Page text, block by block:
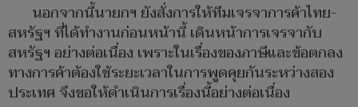
นอกจากนี้นายกฯ ยังสั่งการให้ทีมเจรจาการค้าไทย-
สหรัฐฯ ที่ได้ทำงานก่อนหน้านี้ เดินหน้าการเจรจากับ
สหรัฐฯ อย่างต่อเนื่อง เพราะในเรื่องของภาษีและข้อตกลง
ทางการค้าต้องใช้ระยะเวลาในการพูดคุยกันระหว่างสอง
ประเทศ จึงขอให้ดำเนินการเรื่องนี้อย่างต่อเนื่อง